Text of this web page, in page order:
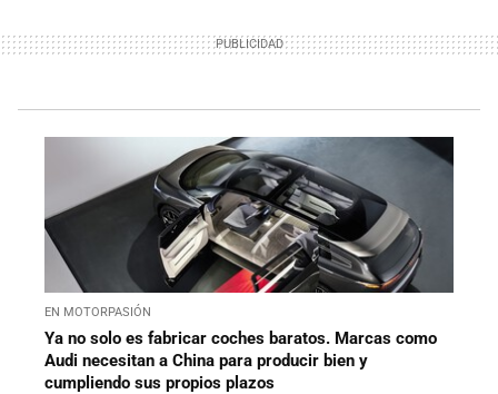
EN MOTORPASIÓN
Ya no solo es fabricar coches baratos. Marcas como
Audi necesitan a China para producir bien y
cumpliendo sus propios plazos